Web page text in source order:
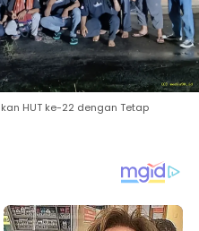
HUT ke-22 dengan Tetap